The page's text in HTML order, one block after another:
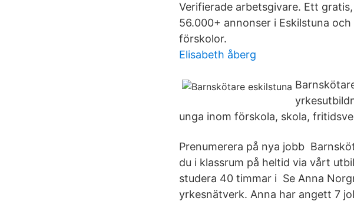
Verifierade arbetsgivare. Ett
56.000+ annonser i Eskilstuna
förskolor.
Elisabeth åberg
unga inom förskola, skola,
Prenumerera på nya jobb
du i klassrum på heltid via vårt
studera 40 timmar i Se Anna
yrkesnätverk. Anna har angett 7